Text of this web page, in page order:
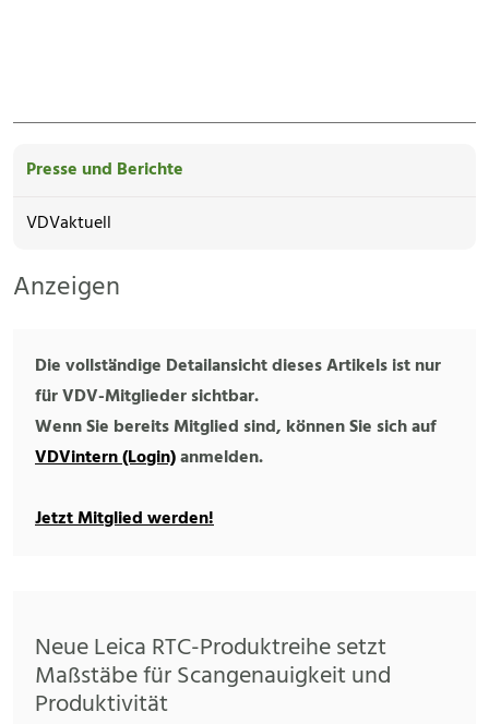
Presse und Berichte
VDVaktuell
Anzeigen
Die vollständige Detailansicht dieses Artikels ist nur
für VDV-Mitglieder sichtbar.
Wenn Sie bereits Mitglied sind, können Sie sich auf
VDVintern (Login)anmelden.
Jetzt Mitglied werden!
Neue Leica RTC-Produktreihe setzt
Maßstäbe für Scangenauigkeit und
Produktivität